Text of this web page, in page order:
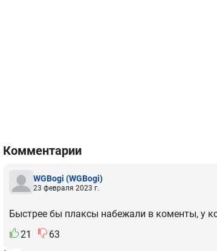
Комментарии
WGBogi (WGBogi)
23 февраля 2023 г.
Быстрее бы плаксы набежали в коменты, у
21
63